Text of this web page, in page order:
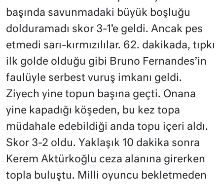
başında savunmadaki büyük boşluğu
dolduramadı skor 3-1’e geldi. Ancak pes
etmedi sarı-kırmızılılar. 62. dakikada, tıpkı
ilk golde olduğu gibi Bruno Fernandes’in
faulüyle serbest vuruş imkanı geldi.
Ziyech yine topun başına geçti. Onana
yine kapadığı köşeden, bu kez topa
müdahale edebildiği anda topu içeri aldı.
Skor 3-2 oldu. Yaklaşık 10 dakika sonra
Kerem Aktürkoğlu ceza alanına girerken
topla buluştu. Milli oyuncu bekletmeden